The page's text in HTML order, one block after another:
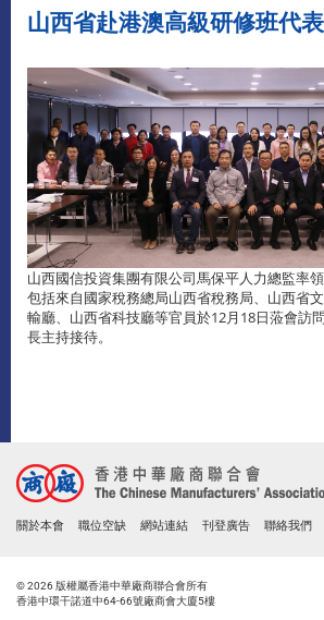
山西省赴港澳高級研修班代
山西國信投資集團有限公司馬保平人力總監率
包括來自國家稅務總局山西省稅務局、山西省
輸廳、山西省科技廳等官員於12月18日蒞會訪
長主持接待。
關於本會 職位空缺 網站連結 刊登廣告 聯絡我們
© 2026 版權屬香港中華廠商聯合會所有
香港中環干諾道中64-66號廠商會大廈5樓